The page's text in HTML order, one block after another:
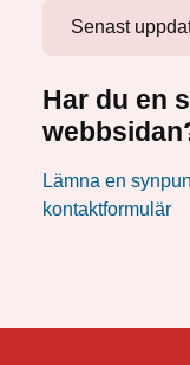
Senast
Har du en
Lämna en
kontaktformulär